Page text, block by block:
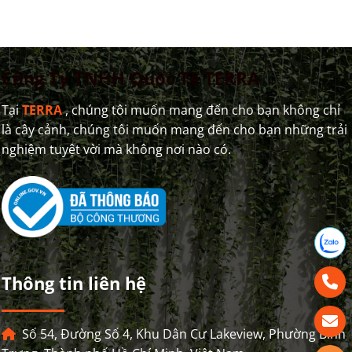
Công Ty TNHH Quốc Tế TERRA
TạiTERRA, chúng tôi muốn mang đến cho bạn không chỉ
là cây cảnh, chúng tôi muốn mang đến cho bạn những trải
nghiệm tuyệt vời mà không nơi nào có.
Thông tin liên hệ
Số 54, Đường Số 4, Khu Dân Cư Lakeview, Phường Bình